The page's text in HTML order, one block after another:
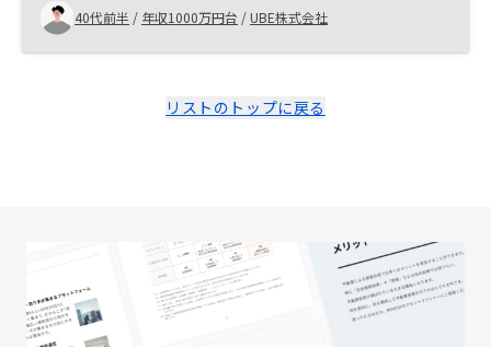
40代前半 / 年収1000万円台 /UBE株式会社
リストのトップに戻る